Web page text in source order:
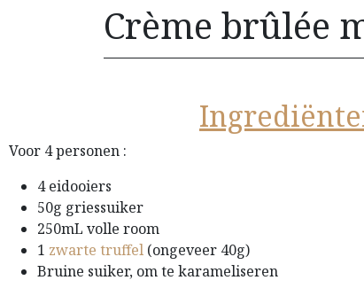
Crème brûlée
Voor 4 personen :
4 eidooiers
50g griessuiker
250mL volle room
1 zwarte truffel (ongeveer 40g)
Bruine suiker, om te karameliseren